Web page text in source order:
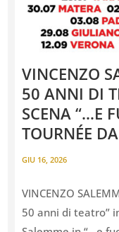
VINCENZO
50 ANNI DI
SCENA “…E
TOURNÉE
GIU 16, 2026
VINCENZO
50 anni di teatro”